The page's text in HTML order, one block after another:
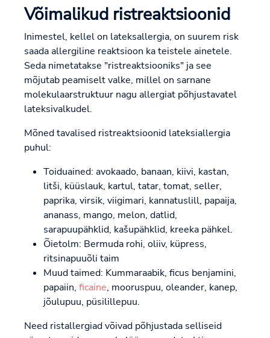
Võimalikud ristreaktsioonid
Inimestel, kellel on lateksallergia, on suurem risk
saada allergiline reaktsioon ka teistele ainetele.
Seda nimetatakse "ristreaktsiooniks" ja see
mõjutab peamiselt valke, millel on sarnane
molekulaarstruktuur nagu allergiat põhjustavatel
lateksivalkudel.
Mõned tavalised ristreaktsioonid lateksiallergia
puhul:
Toiduained: avokaado, banaan, kiivi, kastan,
litši, küüslauk, kartul, tatar, tomat, seller,
paprika, virsik, viigimari, kannatuslill, papaija,
ananass, mango, melon, datlid,
sarapuupähklid, kašupähklid, kreeka pähkel.
Õietolm: Bermuda rohi, oliiv, küpress,
ritsinapuuõli taim
Muud taimed: Kummaraabik, ficus benjamini,
papaiin, ficaine, mooruspuu, oleander, kanep,
jõulupuu, püsilillepuu.
Need ristallergiad võivad põhjustada selliseid